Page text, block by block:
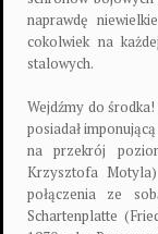
naprawdę
cokolwiek na
stalowych.
Wejdźmy do
posiadał imponującą
na przekrój
Krzysztofa
połączenia ze
Schartenplatte